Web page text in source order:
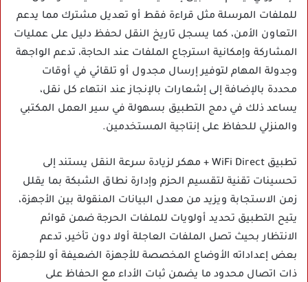
للملفات المرسلة مثل قراءة فقط أو تعديل مشترك مما يدعم
التعاون الأمن، كما يسجل تاريخ النقل لحفظ دليل على عمليات
المشاركة وإمكانية استرجاع الملفات عند الحاجة، تدعم الواجهة
وجدولة المهام لتوفير إرسال مجدول أو تلقائي في أوقات
محددة بالإضافة إلى إشعارات بالإنجاز عند انتهاء كل نقل،
يساعد ذلك في دمج التطبيق بسهولة في سير العمل المكتبي
والمنزلي للحفاظ على إنتاجية المستخدمين.
تطبيق WiFi Direct + مهكر لزيادة سرعة النقل يستند إلى
تحسينات تقنية لتقسيم الحزم وإدارة نطاق الشبكة بما يقلل
زمن الاستجابة ويزيد من معدل البيانات المنقولة بين الأجهزة،
يتيح التطبيق تحديد أولويات للملفات الحرجة ضمن قوائم
الانتظار بحيث تصل الملفات العاجلة أولا دون تأخير، تدعم
بعض إعداداته الأوضاع المخصصة للأجهزة الضعيفة أو للأجهزة
ذات اتصال محدود ما يضمن ثبات الأداء مع الحفاظ على